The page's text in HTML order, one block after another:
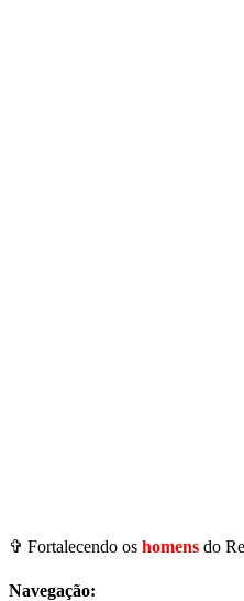
✞ Fortalecendo os homens do
Navegação: